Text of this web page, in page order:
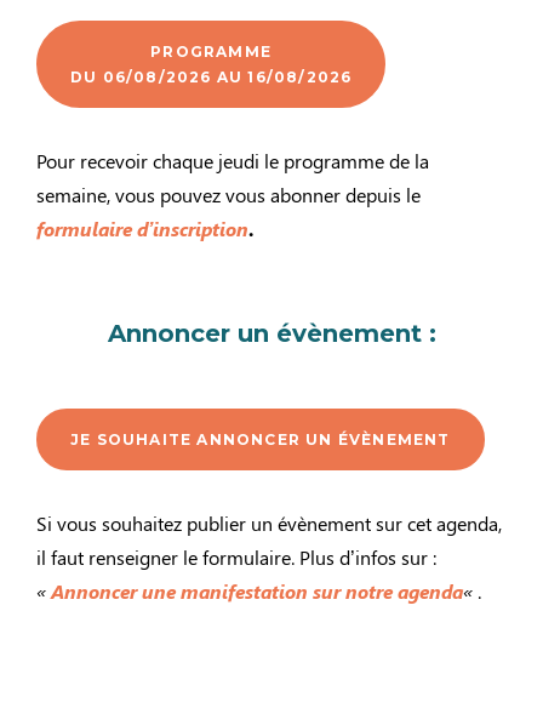
PROGRAMME
DU 06/08/2026 AU 16/08/2026
Pour recevoir chaque jeudi le programme de la
semaine, vous pouvez vous abonner depuis le
formulaire d’inscription.
Annoncer un évènement :
JE SOUHAITE ANNONCER UN ÉVÈNEMENT
Si vous souhaitez publier un évènement sur cet agenda,
il faut renseigner le formulaire. Plus d’infos sur :
«Annoncer une manifestation sur notre agenda« .